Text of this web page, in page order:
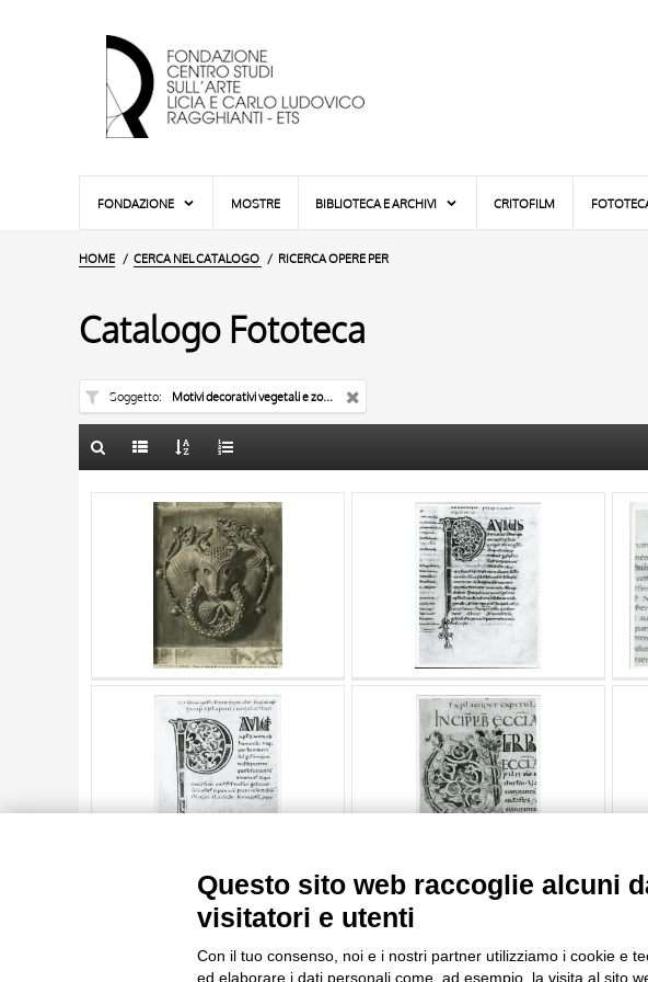
FONDAZIONE MOSTRE BIBLIOTECA E ARCHIVI CRITOFILM
HOME CERCA NEL CATALOGO RICERCA OPERE PER
Catalogo Fototeca
Soggetto Motivi decorativi vegetali e zoomorfi
AUTORE
OGGETTO
LOCALIZZAZIONE
DATA
10 RISULTATI
20 RISULTATI
TITOLO
AUTORE
OGGETTO
Questo sito web raccoglie alcuni
visitatori e utenti
Con il tuo consenso, noi e i nostri partner utilizziamo i cookie e
ed elaborare i dati personali come, ad esempio, la visita al sito